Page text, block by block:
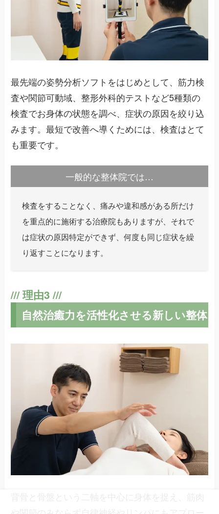
最先端の姿勢分析ソフトをはじめとして、筋力検
査や関節可動域、整形外科的テストなど5種類の
検査でお身体の状態を調べ、症状の原因を絞り込
みます。最短で改善へ導くためには、検査はとて
も重要です。
一般的な整体院では…
検査をすることなく、痛みや違和感がある所だけ
を重点的に施術する治療院もありますが、それで
は症状の原因特定ができず、何度も同じ症状を繰
り返すことになります。
自然治癒力を活性化させる新しい整体